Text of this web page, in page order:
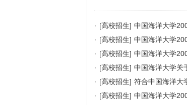
· [高校招生] 中国海洋大学
· [高校招生] 中国海洋大学
· [高校招生] 中国海洋大学
· [高校招生] 中国海洋大学关
· [高校招生] 符合中国海洋大
· [高校招生] 中国海洋大学